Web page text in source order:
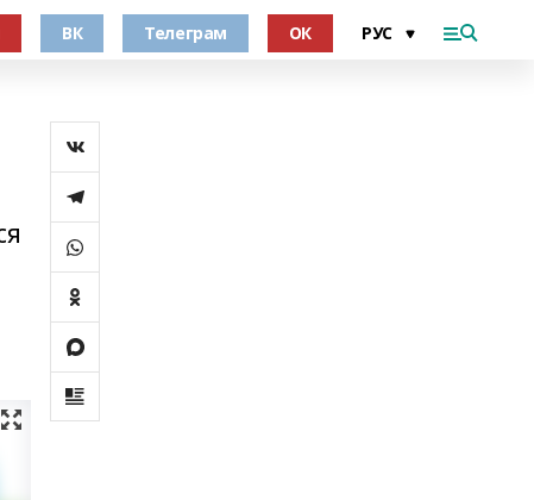
ВК Телеграм ОК